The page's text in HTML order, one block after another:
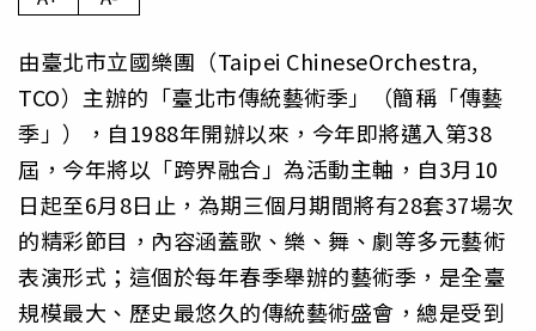
由臺北市立國樂團（Taipei ChineseOrchestra,
TCO）主辦的「臺北市傳統藝術季」（簡稱「傳藝
季」），自1988年開辦以來，今年即將邁入第38
屆，今年將以「跨界融合」為活動主軸，自3月10
日起至6月8日止，為期三個月期間將有28套37場次
的精彩節目，內容涵蓋歌、樂、舞、劇等多元藝術
表演形式；這個於每年春季舉辦的藝術季，是全臺
規模最大、歷史最悠久的傳統藝術盛會，總是受到